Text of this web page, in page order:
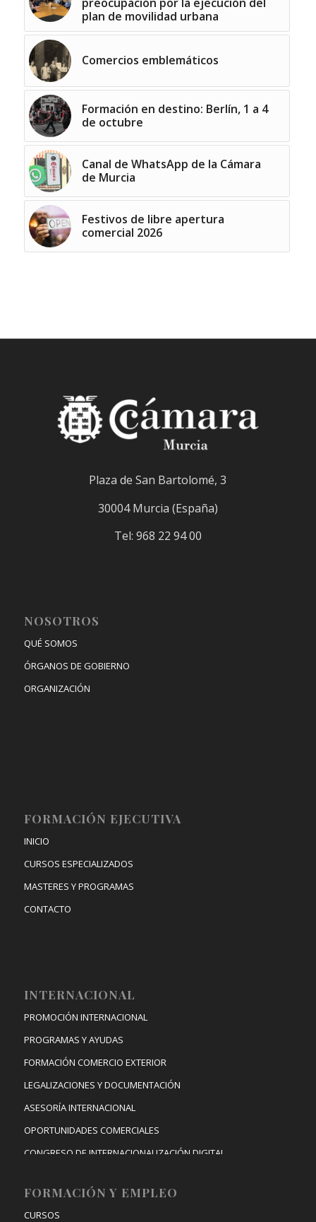
plan de movilidad urbana
Comercios emblemáticos
Formación en destino: Berlín, 1 a 4
de octubre
Canal de WhatsApp de la Cámara
de Murcia
Festivos de libre apertura
comercial 2026
Plaza de San Bartolomé, 3
30004 Murcia (España)
Tel: 968 22 94 00
NOSOTROS
QUÉ SOMOS
ÓRGANOS DE GOBIERNO
ORGANIZACIÓN
FORMACIÓN EJECUTIVA
INICIO
CURSOS ESPECIALIZADOS
MASTERES Y PROGRAMAS
CONTACTO
INTERNACIONAL
PROMOCIÓN INTERNACIONAL
PROGRAMAS Y AYUDAS
FORMACIÓN COMERCIO EXTERIOR
LEGALIZACIONES Y DOCUMENTACIÓN
ASESORÍA INTERNACIONAL
OPORTUNIDADES COMERCIALES
CONGRESO DE INTERNACIONALIZACIÓN DIGITAL
FORMACIÓN Y EMPLEO
CURSOS